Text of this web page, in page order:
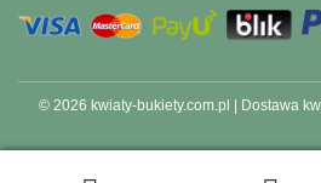
© 2026 kwiaty-bukiety.com.pl | Dostawa